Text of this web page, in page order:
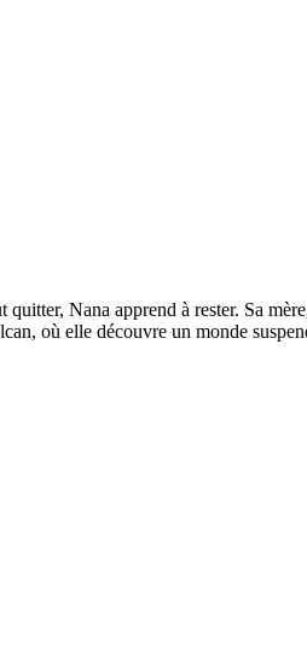
Nana apprend à rester. Sa
où elle découvre un monde